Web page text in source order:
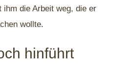
ihm die Arbeit weg, die er
wollte.
hinführt